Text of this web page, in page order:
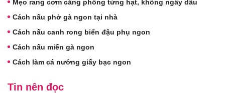
Mẹo rang cơm căng phồng từng hạt, không ngấy dầu
Cách nấu phở gà ngon tại nhà
Cách nấu canh rong biển đậu phụ ngon
Cách nấu miến gà ngon
Cách làm cá nướng giấy bạc ngon
Tin nên đọc